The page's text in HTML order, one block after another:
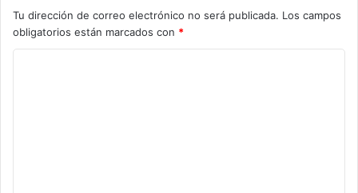
Tu dirección de correo electrónico no será publicada. Los campos
obligatorios están marcados con *